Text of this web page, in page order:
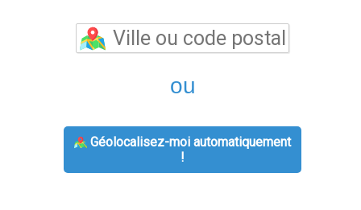
ou
Géolocalisez-moi automatiquement
!